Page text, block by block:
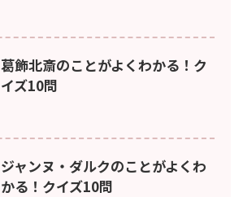
葛飾北斎のことがよくわかる！ク
イズ10問
ジャンヌ・ダルクのことがよくわ
かる！クイズ10問